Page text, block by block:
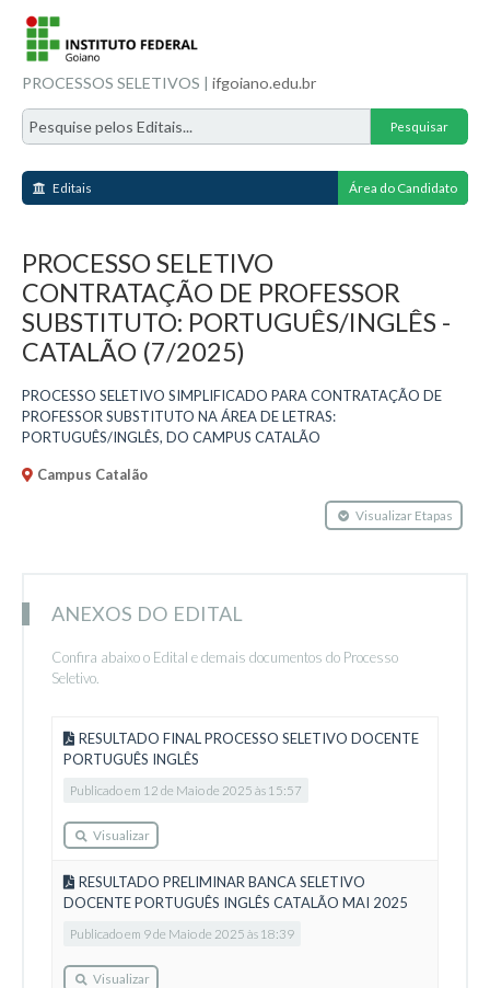
PROCESSOS SELETIVOS | ifgoiano.edu.br
Editais Área do Candidato
PROCESSO SELETIVO
CONTRATAÇÃO DE PROFESSOR
SUBSTITUTO: PORTUGUÊS/INGLÊS -
CATALÃO (7/2025)
PROCESSO SELETIVO SIMPLIFICADO PARA CONTRATAÇÃO DE
PROFESSOR SUBSTITUTO NA ÁREA DE LETRAS:
PORTUGUÊS/INGLÊS, DO CAMPUS CATALÃO
Campus Catalão
Visualizar Etapas
ANEXOS DO EDITAL
Confira abaixo o Edital e demais documentos do Processo
Seletivo.
RESULTADO FINAL PROCESSO SELETIVO DOCENTE
PORTUGUÊS INGLÊS
Publicado em 12 de Maio de 2025 às 15:57
Visualizar
RESULTADO PRELIMINAR BANCA SELETIVO
DOCENTE PORTUGUÊS INGLÊS CATALÃO MAI 2025
Publicado em 9 de Maio de 2025 às 18:39
Visualizar